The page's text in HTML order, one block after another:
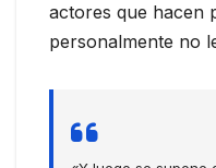
actores que hacen
personalmente no